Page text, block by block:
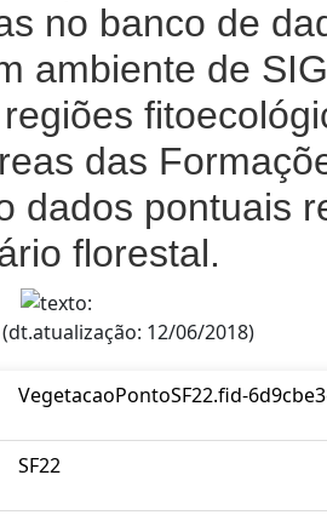
no banco de
ambiente de
das
dados pontuais
florestal.
(dt.atualização: 12/06/2018)
VegetacaoPontoSF22.fid-
SF22